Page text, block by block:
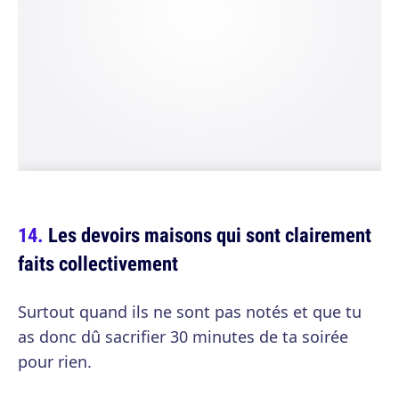
Les devoirs maisons qui sont clairement
faits collectivement
Surtout quand ils ne sont pas notés et que tu
as donc dû sacrifier 30 minutes de ta soirée
pour rien.